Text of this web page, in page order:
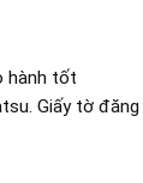
hành tốt
Giấy tờ đăng